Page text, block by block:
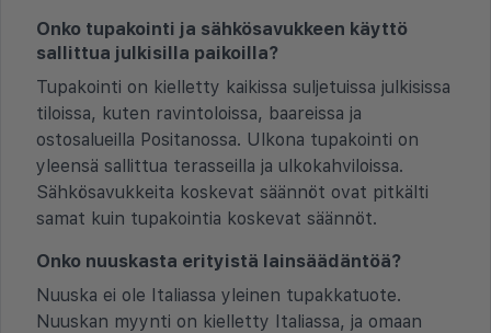
Onko tupakointi ja sähkösavukkeen käyttö
sallittua julkisilla paikoilla?
Tupakointi on kielletty kaikissa suljetuissa julkisissa
tiloissa, kuten ravintoloissa, baareissa ja
ostosalueilla Positanossa. Ulkona tupakointi on
yleensä sallittua terasseilla ja ulkokahviloissa.
Sähkösavukkeita koskevat säännöt ovat pitkälti
samat kuin tupakointia koskevat säännöt.
Onko nuuskasta erityistä lainsäädäntöä?
Nuuska ei ole Italiassa yleinen tupakkatuote.
Nuuskan myynti on kielletty Italiassa, ja omaan